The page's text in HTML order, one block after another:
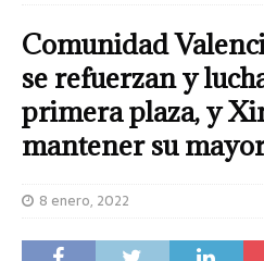
Comunidad
se refuerzan y
primera plaza, y
mantener su
8 enero, 2022